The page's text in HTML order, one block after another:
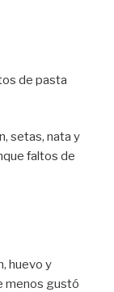
de pasta
setas, nata y
faltos de
huevo y
menos gustó